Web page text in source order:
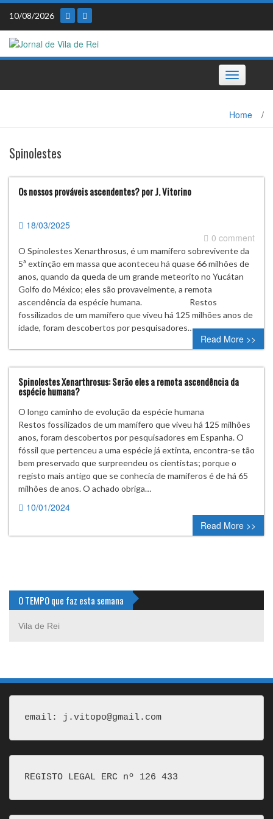
Skip
content
10/08/2026
Toggle
navigation
Home /
Spinolestes
Os nossos prováveis ascendentes? por J. Vitorino
18/03/2025
0 comment
O Spinolestes Xenarthrosus, é um mamífero sobrevivente da
5ª extinção em massa que aconteceu há quase 66 milhões de
anos, quando da queda de um grande meteorito no Yucátan
Golfo do México; eles são provavelmente, a remota
ascendência da espécie humana. Restos
fossilizados de um mamífero que viveu há 125 milhões anos de
idade, foram descobertos por pesquisadores…
Read More >>
Spinolestes Xenarthrosus: Serão eles a remota ascendência da
espécie humana?
O longo caminho de evolução da espécie humana
Restos fossilizados de um mamífero que viveu há 125 milhões
anos, foram descobertos por pesquisadores em Espanha. O
fóssil que pertenceu a uma espécie já extinta, encontra-se tão
bem preservado que surpreendeu os cientistas; porque o
registo mais antigo que se conhecia de mamíferos é de há 65
milhões de anos. O achado obriga…
10/01/2024
0 comment
Read More >>
O TEMPO que faz esta semana
Vila de Rei
email: j.vitopo@gmail.com
REGISTO LEGAL ERC nº 126 433